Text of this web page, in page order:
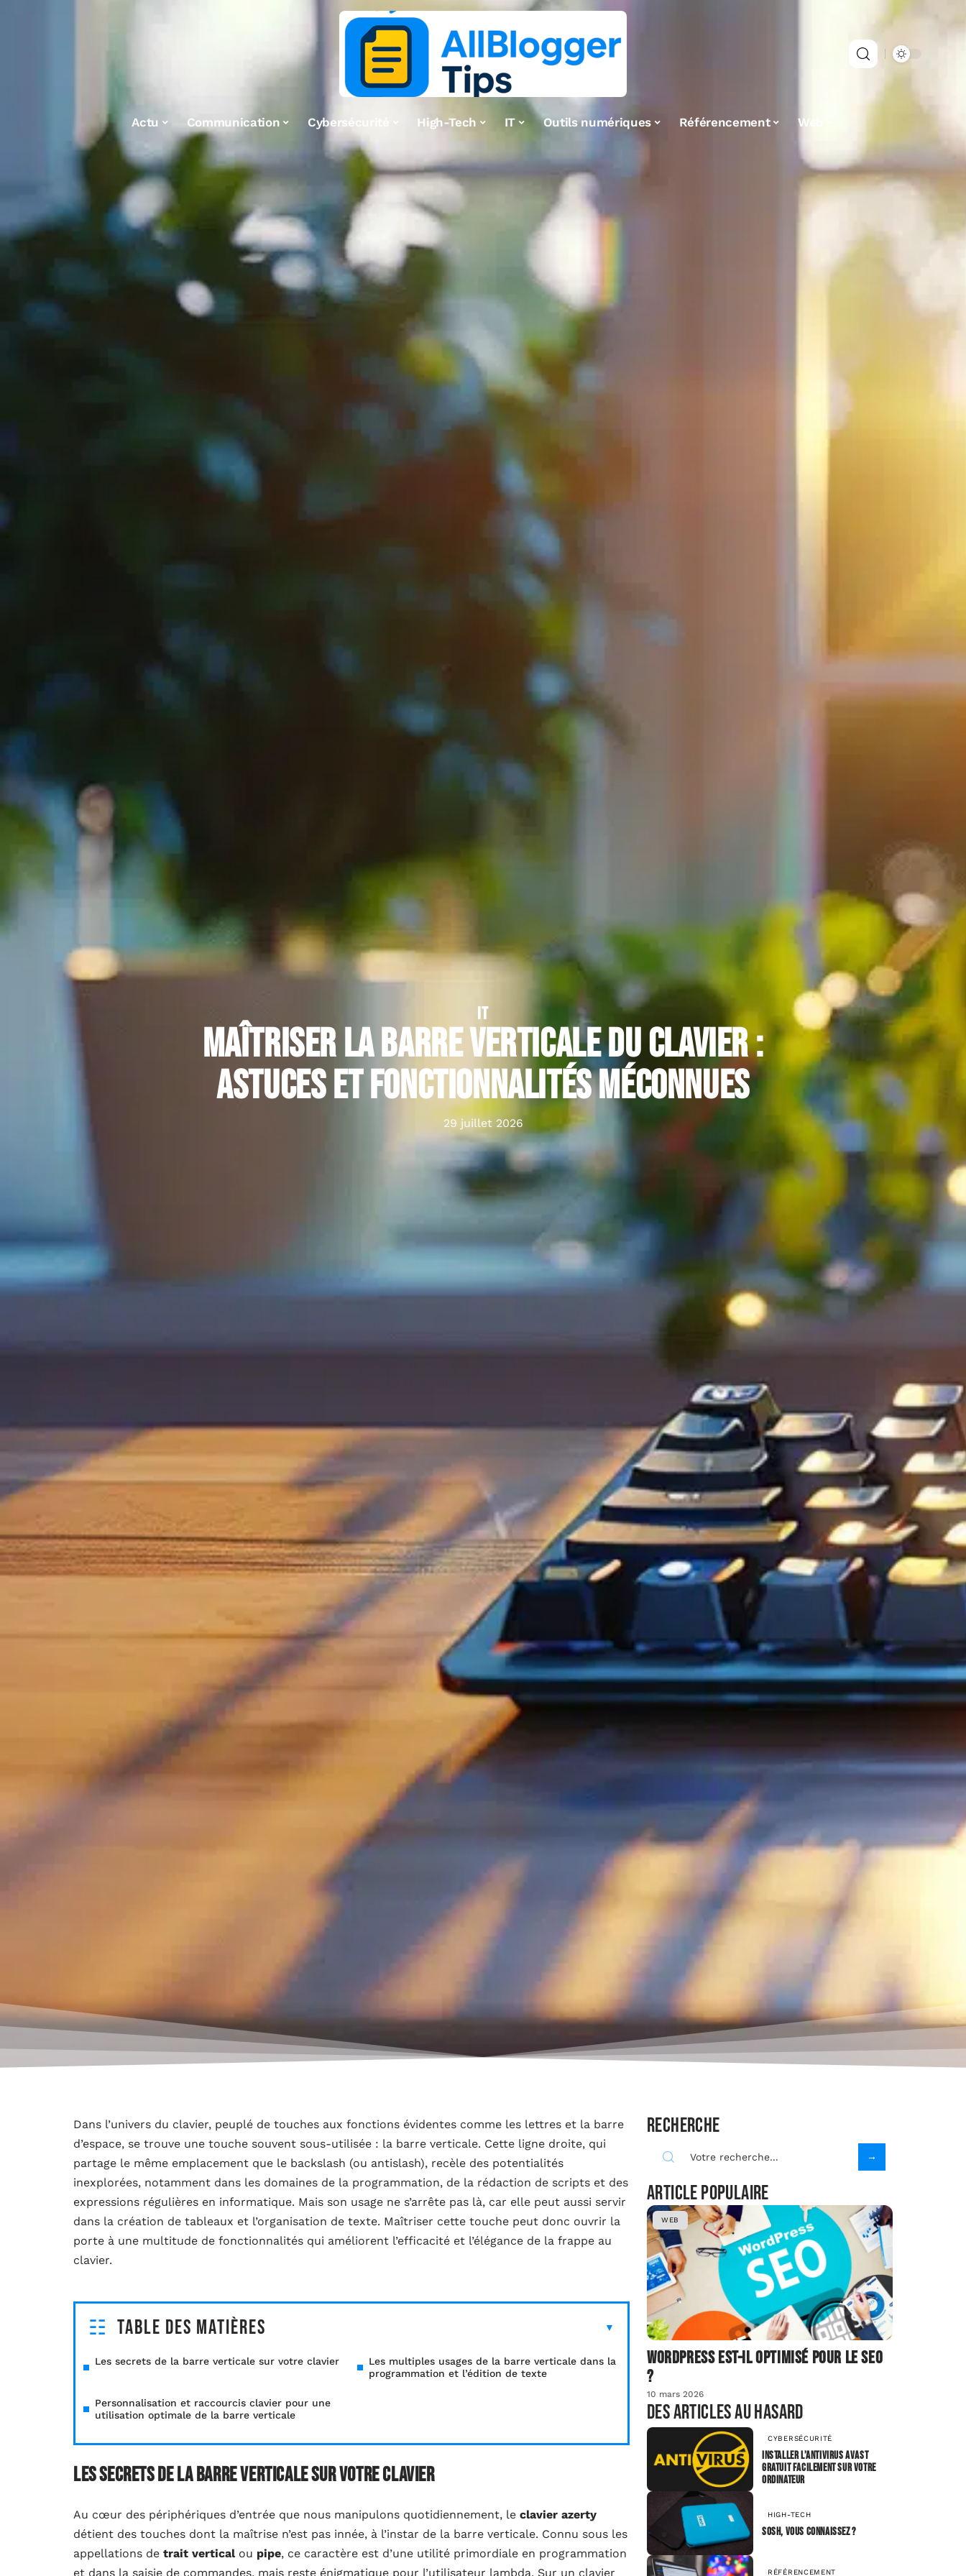
Actu Communication Cybersécurité High-Tech IT Outils numériques Référencement Web
IT
Maîtriser la barre verticale du clavier :
astuces et fonctionnalités méconnues
29 juillet 2026
Dans l’univers du clavier, peuplé de touches aux fonctions évidentes comme les lettres et la barre
d’espace, se trouve une touche souvent sous-utilisée : la barre verticale. Cette ligne droite, qui
partage le même emplacement que le backslash (ou antislash), recèle des potentialités
inexplorées, notamment dans les domaines de la programmation, de la rédaction de scripts et des
expressions régulières en informatique. Mais son usage ne s’arrête pas là, car elle peut aussi servir
dans la création de tableaux et l’organisation de texte. Maîtriser cette touche peut donc ouvrir la
porte à une multitude de fonctionnalités qui améliorent l’efficacité et l’élégance de la frappe au
clavier.
Table des matières
Les secrets de la barre verticale sur votre clavier
Les multiples usages de la barre verticale dans la
programmation et l’édition de texte
Personnalisation et raccourcis clavier pour une
utilisation optimale de la barre verticale
Les secrets de la barre verticale sur votre clavier
Au cœur des périphériques d’entrée que nous manipulons quotidiennement, le clavier azerty
détient des touches dont la maîtrise n’est pas innée, à l’instar de la barre verticale. Connu sous les
appellations de trait verticalou pipe, ce caractère est d’une utilité primordiale en programmation
et dans la saisie de commandes, mais reste énigmatique pour l’utilisateur lambda. Sur un clavier
Recherche
Article populaire
WEB
Wordpress est-il optimisé pour le SEO
?
10 mars 2026
Des articles au hasard
CYBERSÉCURITÉ
Installer l’antivirus avast
gratuit facilement sur votre
ordinateur
HIGH-TECH
Sosh, vous connaissez ?
RÉFÉRENCEMENT